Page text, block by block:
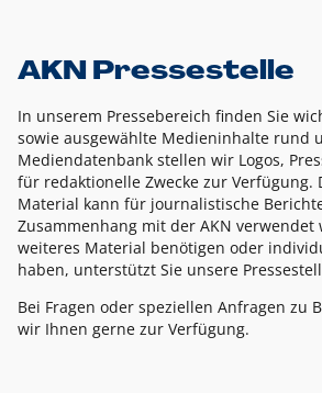
AKN Pressestelle
In unserem Pressebereich finden Sie
sowie ausgewählte Medieninhalte rund
Mediendatenbank stellen wir Logos,
für redaktionelle Zwecke zur Verfügung.
Material kann für journalistische
Zusammenhang mit der AKN verwendet
weiteres Material benötigen oder
haben, unterstützt Sie unsere
Bei Fragen oder speziellen Anfragen zu
wir Ihnen gerne zur Verfügung.